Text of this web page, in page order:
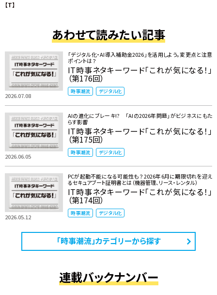
【T】
あわせて読みたい記事
2026.07.08
「デジタル化・AI導入補助金2026」を活用しよう。変更点と注意
ポイントは？
IT時事ネタキーワード「これが気になる！」
（第176回）
時事潮流 デジタル化
2026.06.05
AIの進化にブレーキ!? 「AIの2026年問題」がビジネスにもた
らす影響
IT時事ネタキーワード「これが気になる！」
（第175回）
時事潮流 デジタル化
2026.05.12
PCが起動不能になる可能性も？ 2026年6月に期限切れを迎え
るセキュアブート証明書とは（機器管理、リース・レンタル）
IT時事ネタキーワード「これが気になる！」
（第174回）
時事潮流 デジタル化
「時事潮流」カテゴリーから探す
連載バックナンバー